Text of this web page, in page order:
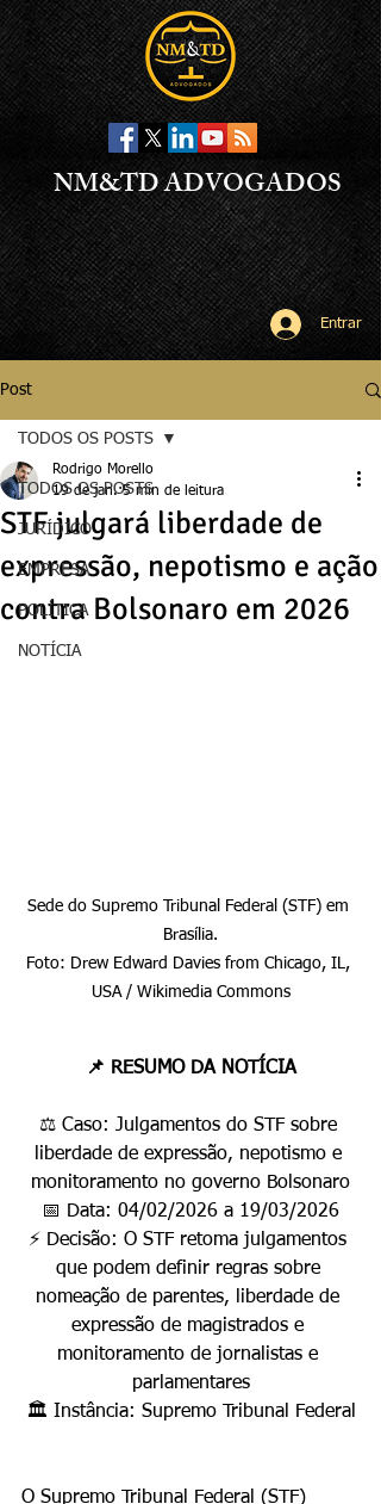
NM&TD ADVOGADOS
Entrar
Post
TODOS OS POSTS
JURÍDICO
EMPRESA
POLÍTICA
NOTÍCIA
TODOS OS POSTS
STF julgará liberdade de
expressão, nepotismo e ação
contra Bolsonaro em 2026
Rodrigo Morello
19 de jan. 5 min de leitura
Sede do Supremo Tribunal Federal (STF) em
Brasília.
Foto: Drew Edward Davies from Chicago, IL,
USA / Wikimedia Commons
📌 RESUMO DA NOTÍCIA
⚖️ Caso: Julgamentos do STF sobre
liberdade de expressão, nepotismo e
monitoramento no governo Bolsonaro
📅 Data: 04/02/2026 a 19/03/2026
⚡ Decisão: O STF retoma julgamentos
que podem definir regras sobre
nomeação de parentes, liberdade de
expressão de magistrados e
monitoramento de jornalistas e
parlamentares
🏛️ Instância: Supremo Tribunal Federal
O Supremo Tribunal Federal (STF)